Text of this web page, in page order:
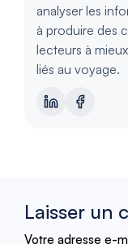
analyser les
à produire des
lecteurs à
liés au voyage.
Laisser un
Votre adresse e-